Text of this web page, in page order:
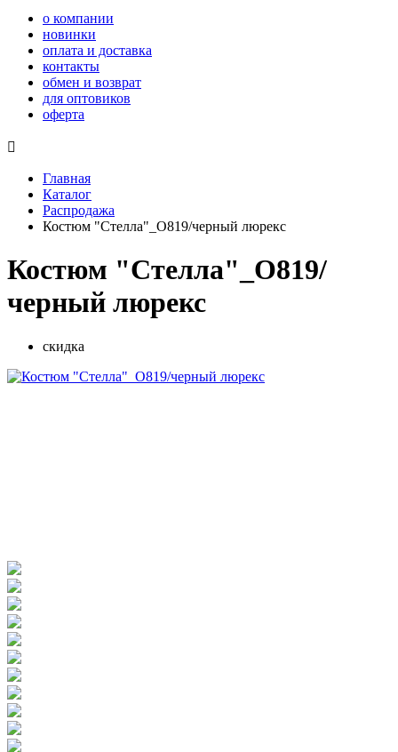
о компании
новинки
оплата и доставка
контакты
обмен и возврат
для оптовиков
оферта

Главная
Каталог
Распродажа
Костюм "Стелла"_О819/черный люрекс
Костюм "Стелла"_О819/
черный люрекс
скидка